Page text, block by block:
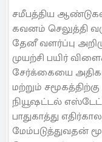
சமீபத்திய
கவனம் செலுத்தி
தேனீ வளர்ப்பு
முயற்சி பயிர்
சேர்க்கையை
மற்றும்
நியூஷட்டல்
பாதுகாத்து
மேம்படுத்துவதன்